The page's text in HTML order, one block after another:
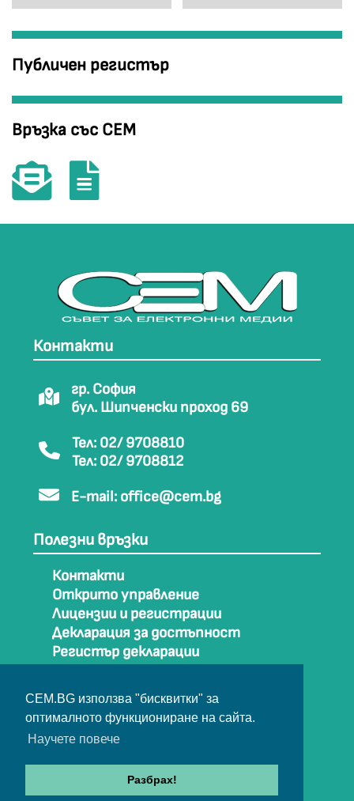
CEM.BG използва "бисквитки" за
оптималното функциониране на сайта.
Научете повече
Разбрах!
Публичен регистър
Връзка със СЕМ
Контакти
гр. София
бул. Шипченски проход 69
Тел: 02/ 9708810
Тел: 02/ 9708812
E-mail: office@cem.bg
Полезни връзки
Контакти
Открито управление
Лицензии и регистрации
Декларация за достъпност
Регистър декларации
Карта на сайта
Архив
© Съвет за електронни медии 2025